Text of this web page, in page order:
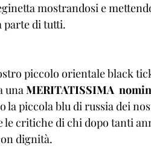
mostrandosi e
parte di tutti.
piccolo orientale black
una MERITATISSIMA
piccola blu di russia dei
le critiche di chi dopo tanti
dignità.